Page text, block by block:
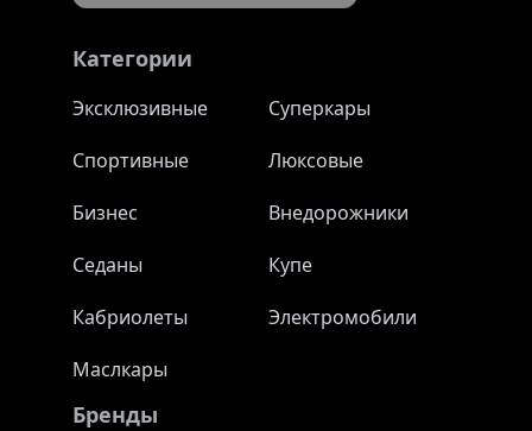
Категории
Эксклюзивные
Суперкары
Спортивные
Люксовые
Бизнес
Внедорожники
Седаны
Купе
Кабриолеты
Электромобили
Маслкары
Бренды